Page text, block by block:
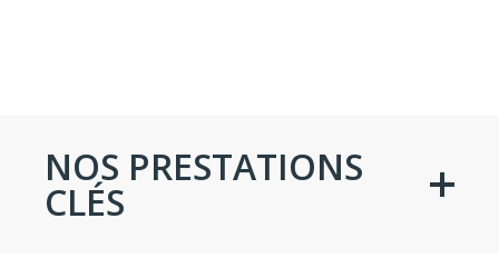
NOS PRESTATIONS
CLÉS